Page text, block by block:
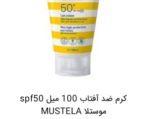
کرم ضد آفتاب 100 میل spf50
موستلا MUSTELA